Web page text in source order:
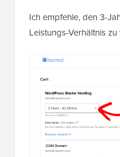
Ich empfehle, den 3-
Leistungs-Verhältnis zu